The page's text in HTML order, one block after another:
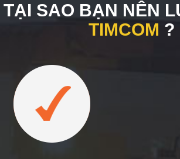
TẠI SAO BẠN NÊN
TIMCOM ?